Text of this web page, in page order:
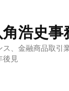
浩史事
、金融商品取引
後見